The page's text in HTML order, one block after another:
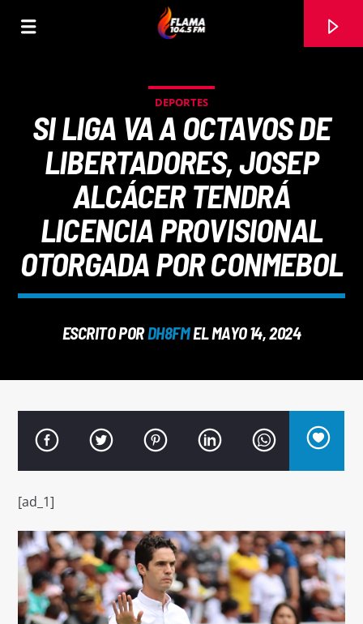
TÍTULO
Señal FM
DEPORTES
SI LIGA VA A OCTAVOS DE
LIBERTADORES, JOSEP
ALCÁCER TENDRÁ
LICENCIA PROVISIONAL
OTORGADA POR CONMEBOL
ESCRITO PORDH8FMEL MAYO 14, 2024
[ad_1]